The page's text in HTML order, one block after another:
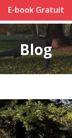
E-book Gratuit
Blog